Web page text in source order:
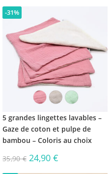
-31%
5 grandes lingettes lavables –
Gaze de coton et pulpe de
bambou – Coloris au choix
35,90€ 24,90€